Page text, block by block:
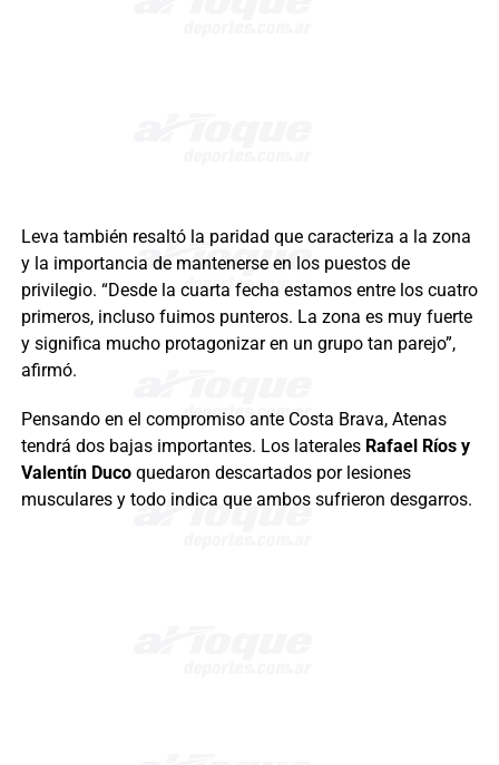
Leva también resaltó la paridad que caracteriza a la zona
y la importancia de mantenerse en los puestos de
privilegio. “Desde la cuarta fecha estamos entre los cuatro
primeros, incluso fuimos punteros. La zona es muy fuerte
y significa mucho protagonizar en un grupo tan parejo”,
afirmó.
Pensando en el compromiso ante Costa Brava, Atenas
tendrá dos bajas importantes. Los laterales Rafael Ríos y
Valentín Ducoquedaron descartados por lesiones
musculares y todo indica que ambos sufrieron desgarros.